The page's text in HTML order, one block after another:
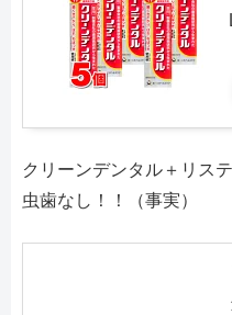
クリーンデンタル＋リス
虫歯なし！！（事実）